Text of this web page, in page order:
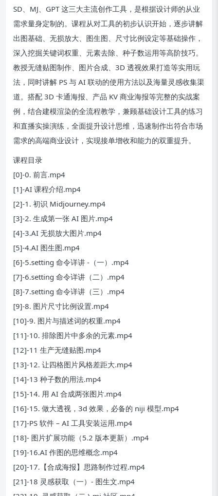
SD、MJ、GPT 这三大主流创作工具，是根据设计师的从业
需求量身定制的。课程从对工具的初步认识开始，逐步讲解
出图基础、无损放大、图生图、尺寸比例设定等基础操作，
深入挖掘关键词权重、元素去除、种子数运用等高阶技巧。
教授无缝贴图制作、图片合成、3D 透视效果打造等实用玩
法，同时讲解 PS 与 AI 联动的使用方法以及海量灵感收集渠
道。搭配 3D 卡通海报、产品 KV 商业海报等完整的实战案
例，结合建模渲染的全流程教学，兼顾基础设计工具的练习
和直播实操演练，全面提升设计思维，迅速制作出符合市场
需求的高端商业设计，实现接单增收和能力的双重提升。
课程目录
[0]-0. 前言.mp4
[1]-AI 课程介绍.mp4
[2]-1. 初识 Midjourney.mp4
[3]-2. 生成第一张 AI 图片.mp4
[4]-3.AI 无损放大图片.mp4
[5]-4.AI 图生图.mp4
[6]-5.setting 命令详讲 -（一）.mp4
[7]-6.setting 命令详讲（二）.mp4
[8]-7.setting 命令详讲（三）.mp4
[9]-8. 图片尺寸比例设置.mp4
[10]-9. 图片与描述词的权重.mp4
[11]-10. 排除图片中多余的元素.mp4
[12]-11 生产无缝贴图.mp4
[13]-12. 让四格图片风格差距大.mp4
[14]-13 种子数的用法.mp4
[15]-14. 用 AI 合成两张图片.mp4
[16]-15. 做大透视，3d 效果，必备的 niji 模型.mp4
[17]-PS 软件 – AI 工具安装运用.mp4
[18]- 图片扩展功能（5.2 版本更新）.mp4
[19]-16.AI 作图的思维概念.mp4
[20]-17.【合成海报】思路制作过程.mp4
[21]-18 灵感获取（一）- 图生文.mp4